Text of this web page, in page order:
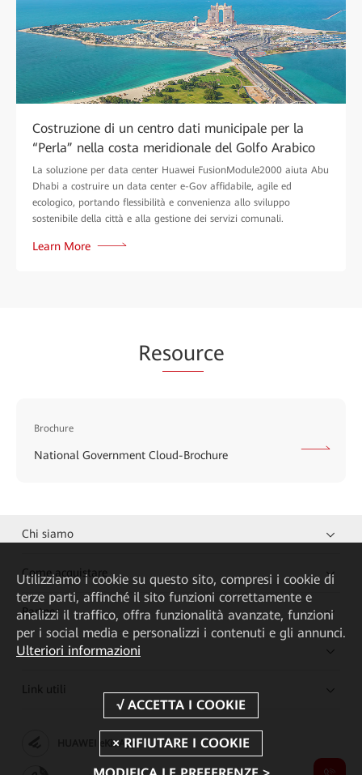
Costruzione di un centro dati municipale per la
“Perla” nella costa meridionale del Golfo Arabico
La soluzione per data center Huawei FusionModule2000 aiuta Abu
Dhabi a costruire un data center e-Gov affidabile, agile ed
ecologico, portando flessibilità e convenienza allo sviluppo
sostenibile della città e alla gestione dei servizi comunali.
Learn More
Resource
Brochure
National Government Cloud-Brochure
Chi siamo
Come acquistare
Partner
Risorse
Link utili
HUAWEI eKit App
Utilizziamo i cookie su questo sito, compresi i cookie di
terze parti, affinché il sito funzioni correttamente e
analizzi il traffico, offra funzionalità avanzate, funzioni
per i social media e personalizzi i contenuti e gli annunci.
Ulteriori informazioni